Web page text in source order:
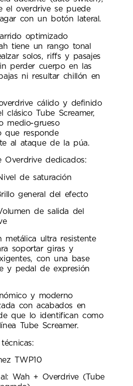
el overdrive se puede
con un botón lateral.
optimizado
tiene un rango tonal
solos, riffs y pasajes
perder cuerpo en las
ni resultar chillón en
cálido y definido
clásico Tube Screamer,
medio-grueso
que responde
al ataque de la púa.
Overdrive dedicados:
de saturación
general del efecto
de salida del
metálica ultra resistente
soportar giras y
con una base
y pedal de expresión
y moderno
con acabados en
que lo identifican como
Tube Screamer.
TWP10
Wah + Overdrive (Tube